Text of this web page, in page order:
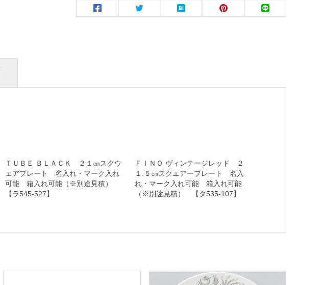
ｍ
皿
器
れ
・
マ
入
能
ＴＵＢＥ ＢＬＡＣＫ ２１㎝スクウ
ェアプレート 名入れ・マーク入れ
可能 箱入れ可能（※別途見積）
【ラ545-527】
ＦＩＮＯ ヴィンテージレッド ２
１.５㎝スクエアープレート 名入
れ・マーク入れ可能 箱入れ可能
（※別途見積） 【タ535-107】